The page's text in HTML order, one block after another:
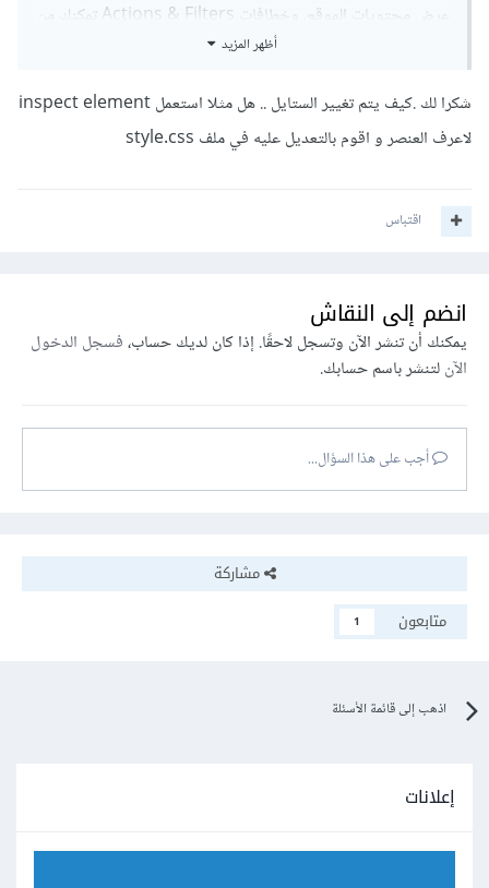
عرض محتويات الموقع، وخطافات Actions & Filters تمكنك من
التعديل على سلوك وبيانات الإضافة بدون تعديل مباشر على ملفات
لذا أنصحك بدراسة الاضافة بصورة جيدة لتحديد إذا ما كانت توفر
لك المرونة التي تحتاجها قبل إتخاذ القرار بإستخدامها.
أظهر المزيد
شكرا لك .كيف يتم تغيير الستايل .. هل مثلا استعمل inspect element
لاعرف العنصر و اقوم بالتعديل عليه في ملف style.css
اقتباس
انضم إلى النقاش
يمكنك أن تنشر الآن وتسجل لاحقًا. إذا كان لديك حساب،فسجل الدخول
الآنلتنشر باسم حسابك.
أجب على هذا السؤال...
مشاركة
متابعون
1
اذهب إلى قائمة الأسئلة
إعلانات